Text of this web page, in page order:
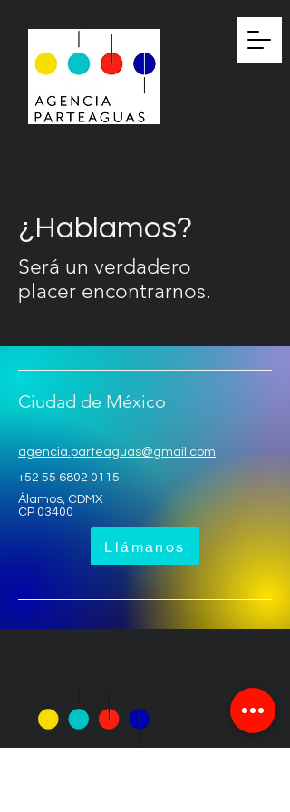
¿Hablamos?
Será un verdadero
placer encontrarnos.
Ciudad de México
agencia.parteaguas@gmail.com
+52 55 6802 0115
Álamos, CDMX
CP 03400
Llámanos